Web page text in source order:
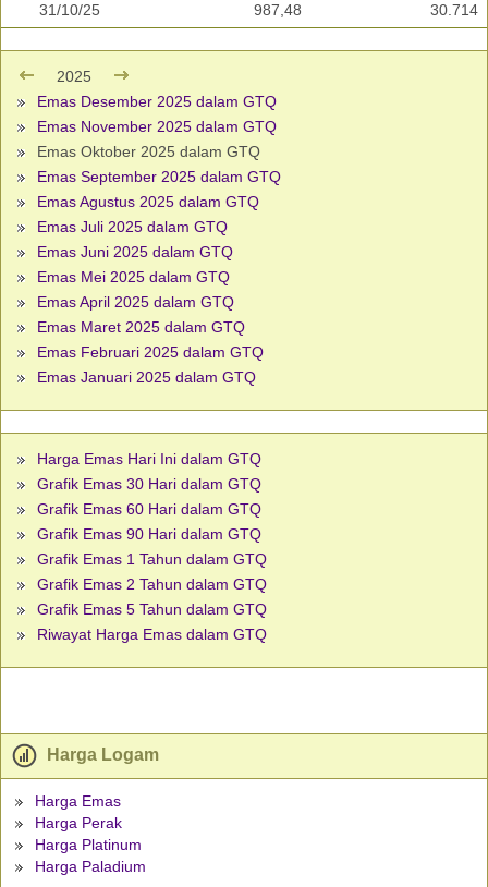
31/10/25 987,48 30.714
2025
Emas Desember 2025 dalam GTQ
Emas November 2025 dalam GTQ
Emas Oktober 2025 dalam GTQ
Emas September 2025 dalam GTQ
Emas Agustus 2025 dalam GTQ
Emas Juli 2025 dalam GTQ
Emas Juni 2025 dalam GTQ
Emas Mei 2025 dalam GTQ
Emas April 2025 dalam GTQ
Emas Maret 2025 dalam GTQ
Emas Februari 2025 dalam GTQ
Emas Januari 2025 dalam GTQ
Harga Emas Hari Ini dalam GTQ
Grafik Emas 30 Hari dalam GTQ
Grafik Emas 60 Hari dalam GTQ
Grafik Emas 90 Hari dalam GTQ
Grafik Emas 1 Tahun dalam GTQ
Grafik Emas 2 Tahun dalam GTQ
Grafik Emas 5 Tahun dalam GTQ
Riwayat Harga Emas dalam GTQ
Harga Logam
Harga Emas
Harga Perak
Harga Platinum
Harga Paladium